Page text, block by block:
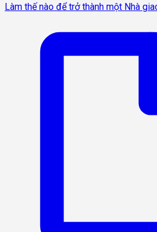
Làm thế nào để trở thành một Nhà